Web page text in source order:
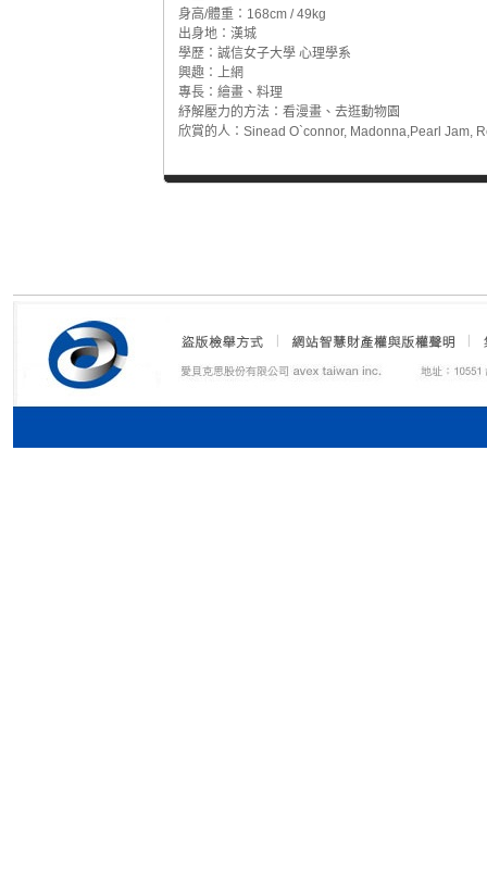
身高/體重：168cm / 49kg
出身地：漢城
學歷：誠信女子大學 心理學系
興趣：上網
專長：繪畫、料理
紓解壓力的方法：看漫畫、去逛動物園
欣賞的人：Sinead O`connor, Madonna,Pearl Jam,